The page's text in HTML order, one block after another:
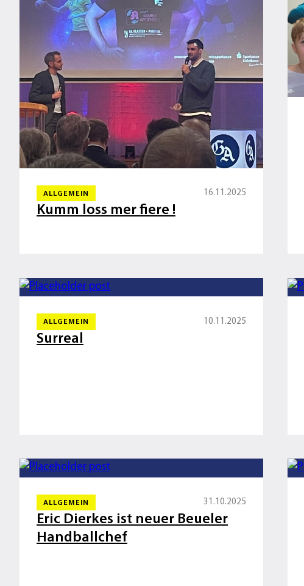
ALLGEMEIN 16.11.2025
Kumm loss mer fiere !
ALLGEMEIN 10.11.2025
Surreal
ALLGEMEIN 31.10.2025
Eric Dierkes ist neuer Beueler
Handballchef